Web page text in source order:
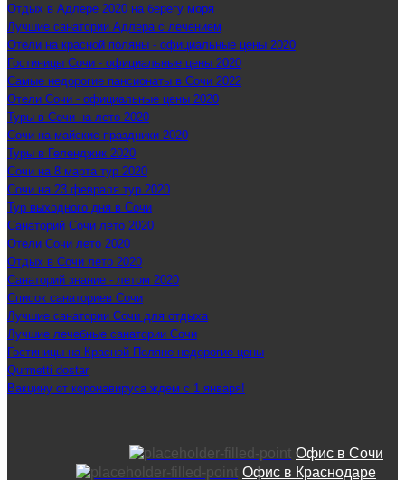
Отдых в Адлере 2020 на берегу моря
Лучшие санатории Адлера с лечением
Отели на красной поляны - официальные цены 2020
Гостиницы Сочи - официальные цены 2020
Самые недорогие пансионаты в Сочи 2022
Отели Сочи - официальные цены 2020
Туры в Сочи на лето 2020
Сочи на майские праздники 2020
Туры в Геленджик 2020
Сочи на 8 марта тур 2020
Сочи на 23 февраля тур 2020
Тур выходного дня в Сочи
Санаторий Сочи лето 2020
Отели Сочи лето 2020
Отдых в Сочи лето 2020
Санаторий знание - летом 2020
Список санаториев Сочи
Лучшие санатории Сочи для отдыха
Лучшие лечебные санатории Сочи
Гостиницы на Красной Поляне недорогие цены
Qurmetti dostar
Вакцину от коронавируса ждем с 1 января!
Офис в Сочи
Офис в Краснодаре